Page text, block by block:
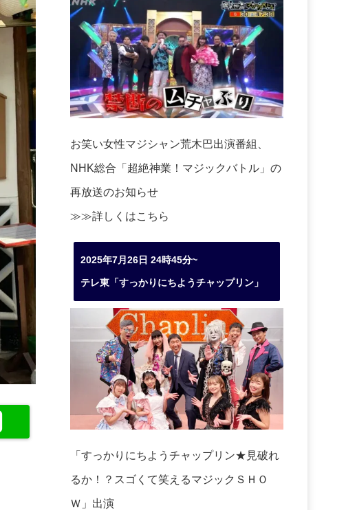
お笑い女性マジシャン荒木巴出演番組、
NHK総合「超絶神業！マジックバトル」の
再放送のお知らせ
≫≫詳しくはこちら
2025年7月26日 24時45分~
テレ東「すっかりにちようチャップリン」
「すっかりにちようチャップリン★見破れ
るか！？スゴくて笑えるマジックＳＨＯ
Ｗ」出演